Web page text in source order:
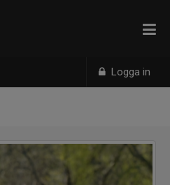
Logga in